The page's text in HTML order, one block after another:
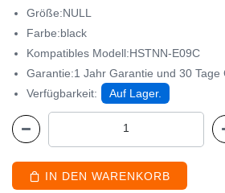
Größe:NULL
Farbe:black
Kompatibles Modell:HSTNN-E09C
Garantie:1 Jahr Garantie und 30 Tage
Verfügbarkeit:
Auf Lager.
IN DEN WARENKORB